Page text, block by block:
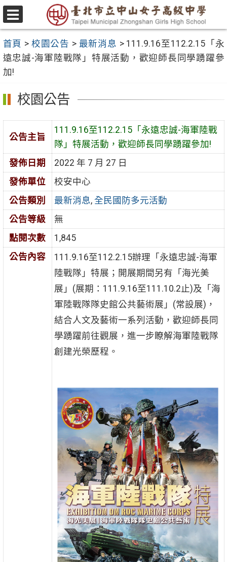
跳
至
要
內
容
區
選
單
首頁 > 校園公告 > 最新消息 > 111.9.16至112.2.15「永
遠忠誠-海軍陸戰隊」特展活動，歡迎師長同學踴躍參
加!
校園公告
公告主旨
111.9.16至112.2.15「永遠忠誠-海軍陸戰
隊」特展活動，歡迎師長同學踴躍參加!
發佈日期
2022 年 7 月 27 日
發佈單位
校安中心
公告類別
最新消息, 全民國防多元活動
公告等級
無
點閱次數
1,845
公告內容
111.9.16至112.2.15辦理「永遠忠誠-海軍
陸戰隊」特展；開展期間另有「海光美
展」(展期：111.9.16至111.10.2止)及「海
軍陸戰隊隊史館公共藝術展」(常設展)，
結合人文及藝術一系列活動，歡迎師長同
學踴躍前往觀展，進一步瞭解海軍陸戰隊
創建光榮歷程。